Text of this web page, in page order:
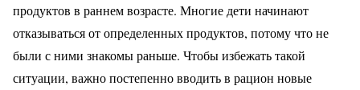
продуктов в раннем возрасте. Многие дети начинают
отказываться от определенных продуктов, потому что не
были с ними знакомы раньше. Чтобы избежать такой
ситуации, важно постепенно вводить в рацион новые